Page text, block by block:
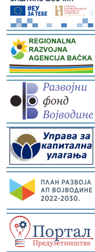
-
-
-
-
-